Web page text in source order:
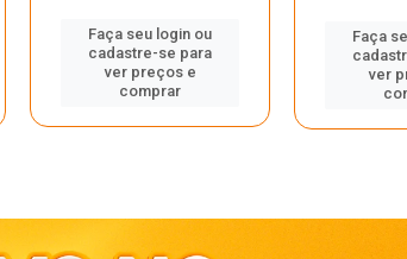
Faça seu login ou
cadastre-se para
ver preços e
comprar
Faça
ver